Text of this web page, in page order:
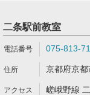
二条駅前教室
075-813-
京都府京
嵯峨野線